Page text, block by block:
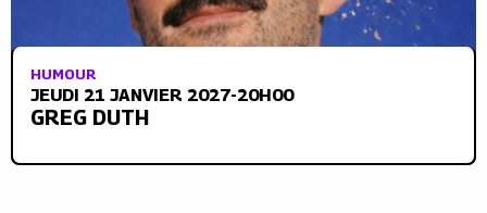
HUMOUR
JEUDI 21 JANVIER 2027-20H00
GREG DUTH